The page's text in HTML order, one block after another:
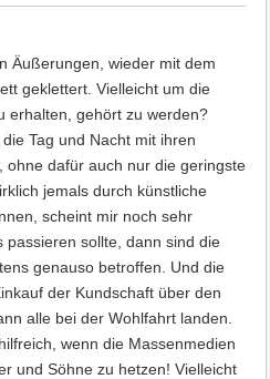
Äußerungen, wieder mit dem
geklettert. Vielleicht um die
erhalten, gehört zu werden?
Tag und Nacht mit ihren
ohne dafür auch nur die geringste
jemals durch künstliche
scheint mir noch sehr
passieren sollte, dann sind die
genauso betroffen. Und die
der Kundschaft über den
alle bei der Wohlfahrt landen.
wenn die Massenmedien
und Söhne zu hetzen! Vielleicht